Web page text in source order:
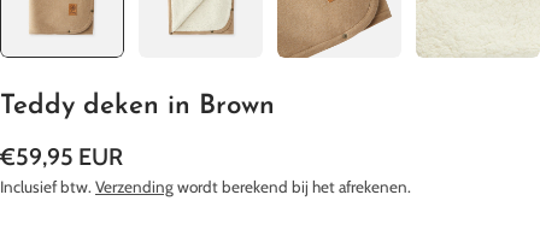
Teddy deken in Brown
Normale
prijs
€59,95 EUR
Inclusief btw.Verzendingwordt berekend bij het afrekenen.